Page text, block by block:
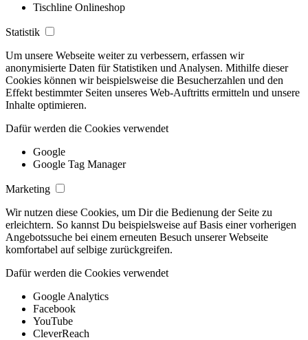
Tischline Onlineshop
Statistik
Um unsere Webseite weiter zu verbessern, erfassen wir
anonymisierte Daten für Statistiken und Analysen. Mithilfe dieser
Cookies können wir beispielsweise die Besucherzahlen und den
Effekt bestimmter Seiten unseres Web-Auftritts ermitteln und unsere
Inhalte optimieren.
Dafür werden die Cookies verwendet
Google
Google Tag Manager
Marketing
Wir nutzen diese Cookies, um Dir die Bedienung der Seite zu
erleichtern. So kannst Du beispielsweise auf Basis einer vorherigen
Angebotssuche bei einem erneuten Besuch unserer Webseite
komfortabel auf selbige zurückgreifen.
Dafür werden die Cookies verwendet
Google Analytics
Facebook
YouTube
CleverReach